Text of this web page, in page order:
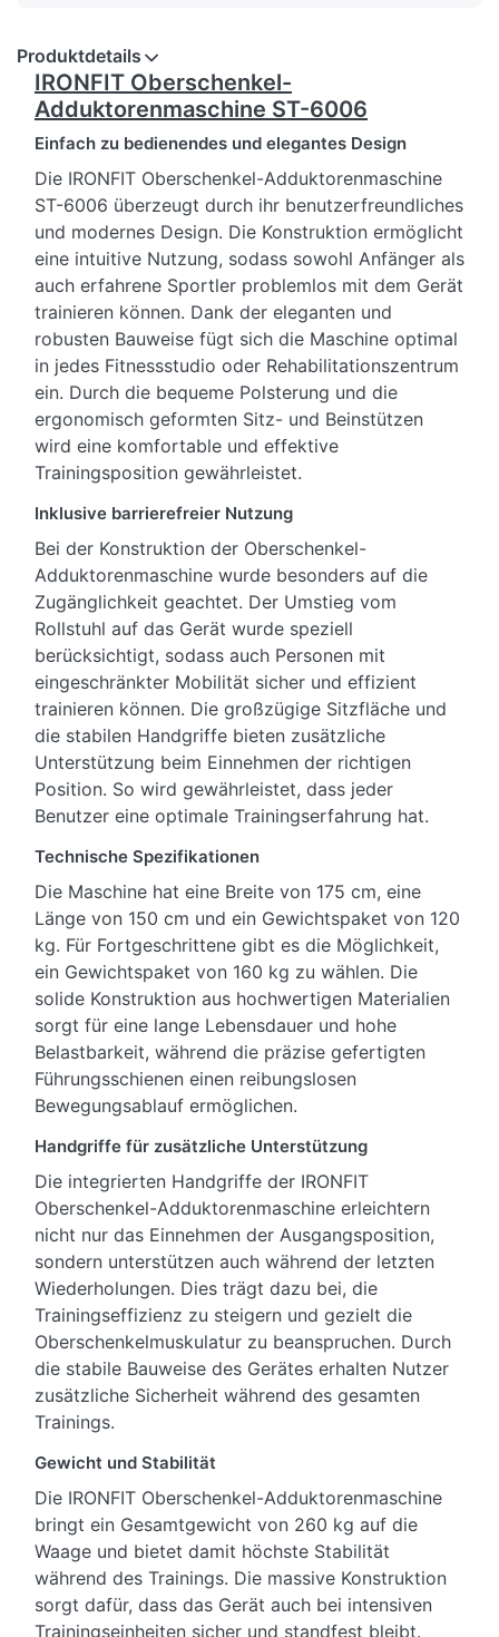
Produktdetails
IRONFIT Oberschenkel-
Adduktorenmaschine ST-6006
Einfach zu bedienendes und elegantes Design
Die IRONFIT Oberschenkel-Adduktorenmaschine
ST-6006 überzeugt durch ihr benutzerfreundliches
und modernes Design. Die Konstruktion ermöglicht
eine intuitive Nutzung, sodass sowohl Anfänger als
auch erfahrene Sportler problemlos mit dem Gerät
trainieren können. Dank der eleganten und
robusten Bauweise fügt sich die Maschine optimal
in jedes Fitnessstudio oder Rehabilitationszentrum
ein. Durch die bequeme Polsterung und die
ergonomisch geformten Sitz- und Beinstützen
wird eine komfortable und effektive
Trainingsposition gewährleistet.
Inklusive barrierefreier Nutzung
Bei der Konstruktion der Oberschenkel-
Adduktorenmaschine wurde besonders auf die
Zugänglichkeit geachtet. Der Umstieg vom
Rollstuhl auf das Gerät wurde speziell
berücksichtigt, sodass auch Personen mit
eingeschränkter Mobilität sicher und effizient
trainieren können. Die großzügige Sitzfläche und
die stabilen Handgriffe bieten zusätzliche
Unterstützung beim Einnehmen der richtigen
Position. So wird gewährleistet, dass jeder
Benutzer eine optimale Trainingserfahrung hat.
Technische Spezifikationen
Die Maschine hat eine Breite von 175 cm, eine
Länge von 150 cm und ein Gewichtspaket von 120
kg. Für Fortgeschrittene gibt es die Möglichkeit,
ein Gewichtspaket von 160 kg zu wählen. Die
solide Konstruktion aus hochwertigen Materialien
sorgt für eine lange Lebensdauer und hohe
Belastbarkeit, während die präzise gefertigten
Führungsschienen einen reibungslosen
Bewegungsablauf ermöglichen.
Handgriffe für zusätzliche Unterstützung
Die integrierten Handgriffe der IRONFIT
Oberschenkel-Adduktorenmaschine erleichtern
nicht nur das Einnehmen der Ausgangsposition,
sondern unterstützen auch während der letzten
Wiederholungen. Dies trägt dazu bei, die
Trainingseffizienz zu steigern und gezielt die
Oberschenkelmuskulatur zu beanspruchen. Durch
die stabile Bauweise des Gerätes erhalten Nutzer
zusätzliche Sicherheit während des gesamten
Trainings.
Gewicht und Stabilität
Die IRONFIT Oberschenkel-Adduktorenmaschine
bringt ein Gesamtgewicht von 260 kg auf die
Waage und bietet damit höchste Stabilität
während des Trainings. Die massive Konstruktion
sorgt dafür, dass das Gerät auch bei intensiven
Trainingseinheiten sicher und standfest bleibt.